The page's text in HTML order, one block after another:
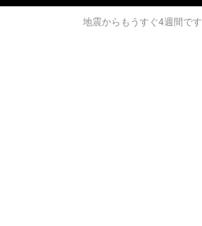
地震からもうすぐ4週間で